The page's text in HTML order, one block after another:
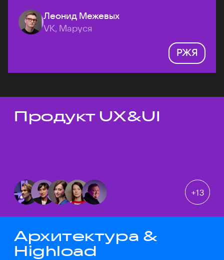
Леонид Межевых
VK, Маруся
РЖЯ
Темы докладов
Продукт UX&UI
+13
Архитектура &
Highload